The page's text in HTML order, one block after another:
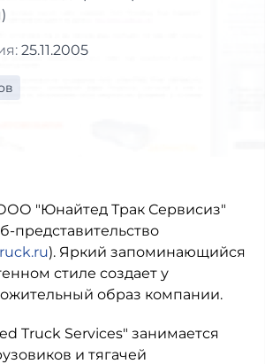
25.11.2005
"Юнайтед Трак Сервисиз"
представительство
). Яркий запоминающийся
стиле создает у
образ компании.
Truck Services" занимается
и тягачей